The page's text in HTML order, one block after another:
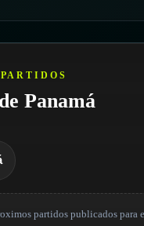
Panamá
partidos publicados para